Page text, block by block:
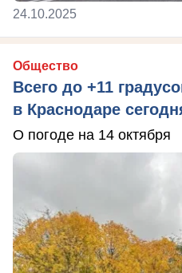
24.10.2025
Общество
Всего до +11
в Краснодаре
О погоде на 14 октября